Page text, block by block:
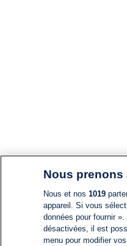
Nous prenons
Nous et nos 1019
appareil. Si vous
données pour fournir
désactivées, il est
menu pour modifier